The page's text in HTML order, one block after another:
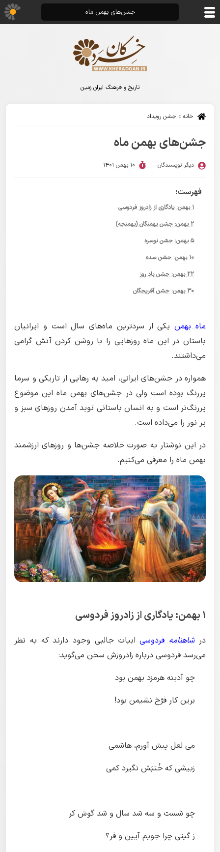
تاریخ و فرهنگ ایران زمین
خانه » جشن رویداد
جشن‌های بهمن ماه
دیگر نویسندگان 10 بهمن 1401
فهرست:
۱ بهمن: یادگاری از زادروز فردوسی
۲ بهمن: جشن بهمنگان (بهمنجه)
۵ بهمن: جشن نوسره
١۰ بهمن: جشن سده
۲۲ بهمن: جشن باد روز
۳۰ بهمن: جشن آفریجگان
ماه بهمنیکی از سردترین ماه‌های سال است و ایرانیان
باستان در این ماه روزهایی را با روشن کردن آتش گرامی
می‌داشتند.
همواره در جشن‌های ایرانی، امید به رهایی از تاریکی و سرما
پررنگ بوده است ولی در جشن‌های بهمن ماه این موضوع
پررنگ‌تر است و به انسان باستانی نوید آمدن روزهای سبز و
پر نور را می‌داده است.
در این نوشتار به صورت خلاصه جشن‌ها و روزهای ارزشمند
بهمن ماه را معرفی می‌کنیم.
۱ بهمن: یادگاری از زادروز فردوسی
درشاهنامهفردوسیابیات جالبی وجود دارند که به نظر
می‌رسد فردوسی درباره زادروزش سخن می‌گوید:
چو آدینه هرمزد بهمن بود
برین کار فرّخ نشیمن بود!
می لعل پیش آورم، هاشمی
زبیشی که خُنبَش نگیرد کمی
چو شست و سه شد سال و شد گوش کر
ز گیتی چرا جویم آیین و فر؟
جشن‌های بهمن ماه